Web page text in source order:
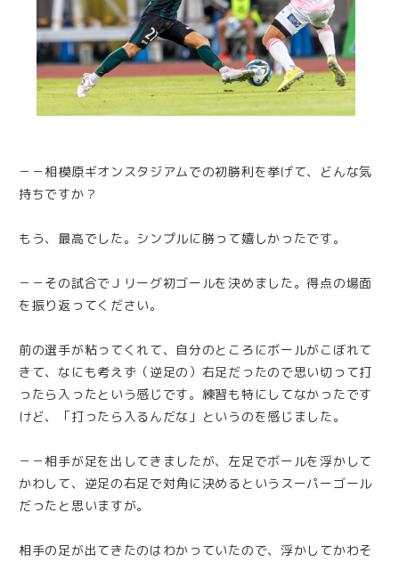
－－相模原ギオンスタジアムでの初勝利を挙げて、どんな気
持ちですか？
もう、最高でした。シンプルに勝って嬉しかったです。
－－その試合でＪリーグ初ゴールを決めました。得点の場面
を振り返ってください。
前の選手が粘ってくれて、自分のところにボールがこぼれて
きて、なにも考えず（逆足の）右足だったので思い切って打
ったら入ったという感じです。練習も特にしてなかったです
けど、「打ったら入るんだな」というのを感じました。
－－相手が足を出してきましたが、左足でボールを浮かして
かわして、逆足の右足で対角に決めるというスーパーゴール
だったと思いますが。
相手の足が出てきたのはわかっていたので、浮かしてかわそ